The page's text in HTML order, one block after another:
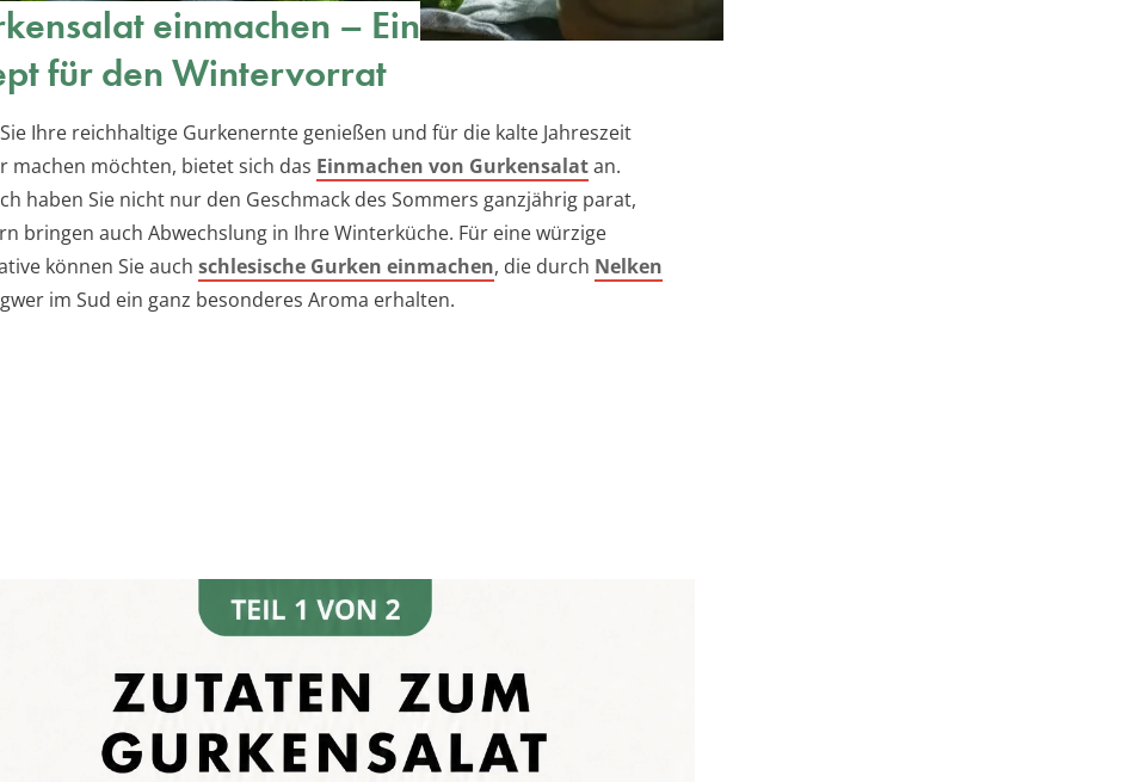
einmachen – Ein
für den Wintervorrat
Ihre reichhaltige Gurkenernte genießen und für die kalte Jahreszeit
machen möchten, bietet sich das Einmachen von Gurkensalatan.
haben Sie nicht nur den Geschmack des Sommers ganzjährig parat,
bringen auch Abwechslung in Ihre Winterküche. Für eine würzige
können Sie auch schlesische Gurken einmachen, die durch Nelken
im Sud ein ganz besonderes Aroma erhalten.